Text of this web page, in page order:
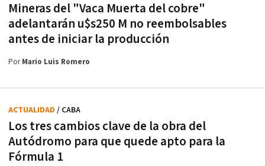
Mineras del "Vaca Muerta del cobre"
adelantarán u$s250 M no reembolsables
antes de iniciar la producción
PorMario Luis Romero
Los tres cambios clave de la obra del
Autódromo para que quede apto para la
Fórmula 1
ACTUALIDAD / CABA